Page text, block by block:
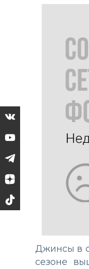
Джинсы в
сезоне